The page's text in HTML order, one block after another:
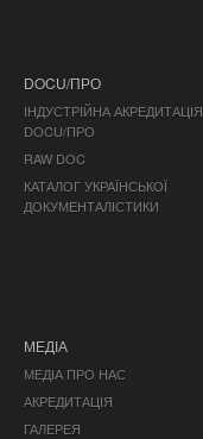
DOCU/ПРО
ІНДУСТРІЙНА АКРЕДИТАЦІЯ
DOCU/ПРО
RAW DOC
КАТАЛОГ УКРАЇНСЬКОЇ
ДОКУМЕНТАЛІСТИКИ
МЕДІА
МЕДІА ПРО НАС
АКРЕДИТАЦІЯ
ГАЛЕРЕЯ